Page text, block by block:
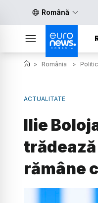
Română
> România > Politic
ACTUALITATE
Ilie
rămâne